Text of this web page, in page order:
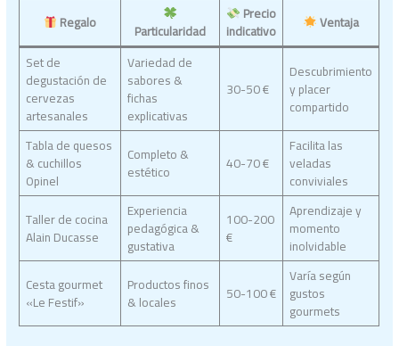
Regalo Particularidad
Precio
indicativo
Ventaja
Set de
degustación de
cervezas
artesanales
Variedad de
sabores &
fichas
explicativas
30-50 €
Descubrimiento
y placer
compartido
Tabla de quesos
& cuchillos
Opinel
Completo &
estético 40-70 €
Facilita las
veladas
conviviales
Taller de cocina
Alain Ducasse
Experiencia
pedagógica &
gustativa
100-200
€
Aprendizaje y
momento
inolvidable
Cesta gourmet
«Le Festif»
Productos finos
& locales 50-100 €
Varía según
gustos
gourmets